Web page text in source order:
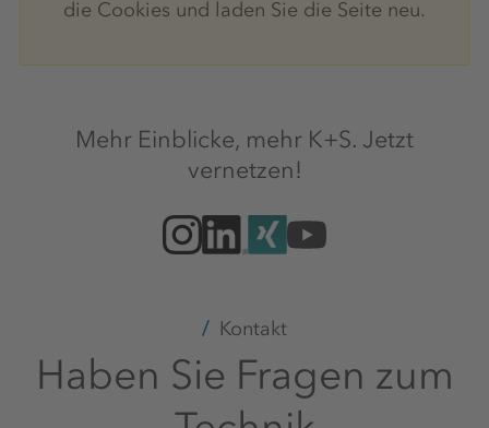
die Cookies und laden Sie die Seite neu.
Mehr Einblicke, mehr K+S. Jetzt
vernetzen!
Kontakt
Haben Sie Fragen zum